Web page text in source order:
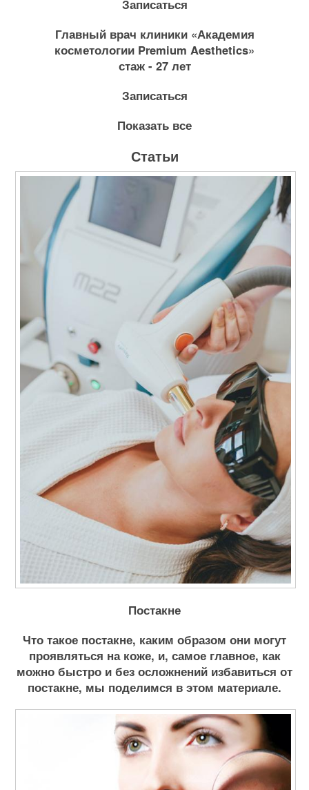
Записаться
Главный врач клиники «Академия
косметологии Premium Aesthetics»
стаж - 27 лет
Записаться
Показать все
Статьи
Постакне
Что такое постакне, каким образом они могут
проявляться на коже, и, самое главное, как
можно быстро и без осложнений избавиться от
постакне, мы поделимся в этом материале.